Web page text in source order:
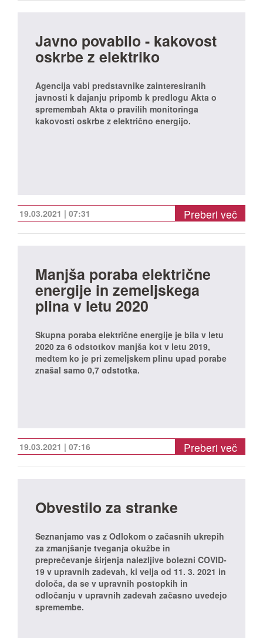
Javno povabilo - kakovost
oskrbe z elektriko
Agencija vabi predstavnike zainteresiranih
javnosti k dajanju pripomb k predlogu Akta o
spremembah Akta o pravilih monitoringa
kakovosti oskrbe z električno energijo.
19.03.2021 | 07:31 Preberi več
Manjša poraba električne
energije in zemeljskega
plina v letu 2020
Skupna poraba električne energije je bila v letu
2020 za 6 odstotkov manjša kot v letu 2019,
medtem ko je pri zemeljskem plinu upad porabe
znašal samo 0,7 odstotka.
19.03.2021 | 07:16 Preberi več
Obvestilo za stranke
Seznanjamo vas z Odlokom o začasnih ukrepih
za zmanjšanje tveganja okužbe in
preprečevanje širjenja nalezljive bolezni COVID-
19 v upravnih zadevah, ki velja od 11. 3. 2021 in
določa, da se v upravnih postopkih in
odločanju v upravnih zadevah začasno uvedejo
spremembe.